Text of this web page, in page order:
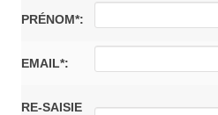
PRÉNOM*:
EMAIL*:
RE-SAISIE